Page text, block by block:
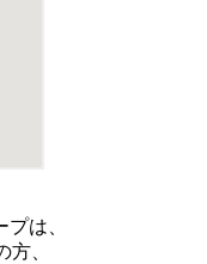
プは、
、